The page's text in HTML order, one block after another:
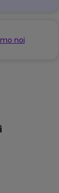
noi